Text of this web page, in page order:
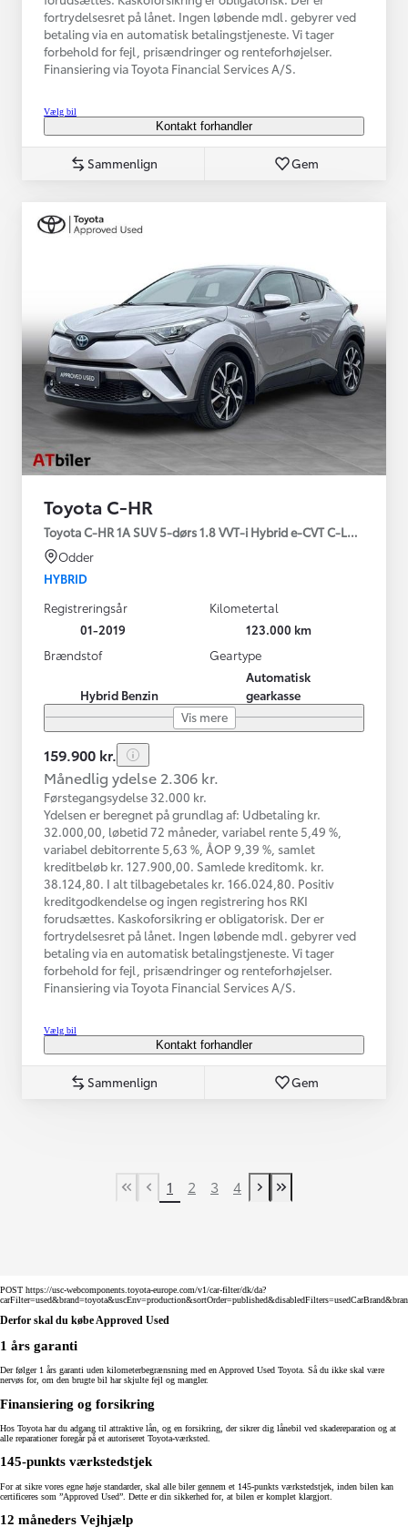
fortrydelsesret på lånet. Ingen løbende mdl. gebyrer ved
betaling via en automatisk betalingstjeneste. Vi tager
forbehold for fejl, prisændringer og renteforhøjelser.
Finansiering via Toyota Financial Services A/S.
Vælg bil
Kontakt forhandler
Sammenlign Gem
Toyota C-HR
Toyota C-HR 1A SUV 5-dørs 1.8 VVT-i Hybrid e-CVT C-LUB -
Odder
HYBRID
Registreringsår
01-2019
Kilometertal
123.000 km
Brændstof
Hybrid Benzin
Geartype
Automatisk
gearkasse
Vis mere
159.900 kr.
Månedlig ydelse 2.306 kr.
Førstegangsydelse 32.000 kr.
Ydelsen er beregnet på grundlag af: Udbetaling kr.
32.000,00, løbetid 72 måneder, variabel rente 5,49 %,
variabel debitorrente 5,63 %, ÅOP 9,39 %, samlet
kreditbeløb kr. 127.900,00. Samlede kreditomk. kr.
38.124,80. I alt tilbagebetales kr. 166.024,80. Positiv
kreditgodkendelse og ingen registrering hos RKI
forudsættes. Kaskoforsikring er obligatorisk. Der er
fortrydelsesret på lånet. Ingen løbende mdl. gebyrer ved
betaling via en automatisk betalingstjeneste. Vi tager
forbehold for fejl, prisændringer og renteforhøjelser.
Finansiering via Toyota Financial Services A/S.
Vælg bil
Kontakt forhandler
Sammenlign Gem
First Page
Tidligere side
1 2 3 4
Næste side
Last Page
POST https://usc-webcomponents.toyota-europe.com/v1/car-filter/dk/da?
Derfor skal du købe Approved Used
1 års garanti
Der følger 1 års garanti uden kilometerbegrænsning med en Approved Used Toyota. Så du ikke skal være
nervøs for, om den brugte bil har skjulte fejl og mangler.
Finansiering og forsikring
Hos Toyota har du adgang til attraktive lån, og en forsikring, der sikrer dig lånebil ved skadereparation og at
alle reparationer foregår på et autoriseret Toyota-værksted.
145-punkts værkstedstjek
For at sikre vores egne høje standarder, skal alle biler gennem et 145-punkts værkstedstjek, inden bilen kan
certificeres som ”Approved Used”. Dette er din sikkerhed for, at bilen er komplet klargjort.
12 måneders Vejhjælp